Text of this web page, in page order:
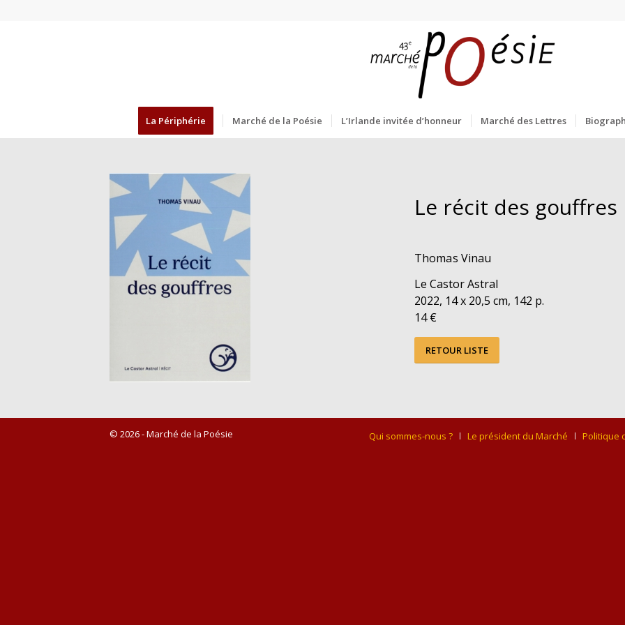
La Périphérie Marché de la Poésie L’Irlande invitée d’honneur Marché des Lettres
Le récit des gouffres
Thomas Vinau
Le Castor Astral
2022, 14 x 20,5 cm, 142 p.
14 €
RETOUR LISTE
© 2026 - Marché de la Poésie Qui sommes-nous ? Le président du Marché Politique